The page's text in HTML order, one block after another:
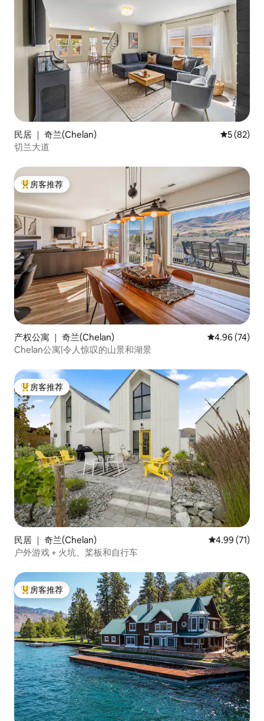
民居 ｜ 奇兰(Chelan) 平均评分
5 (82)
切兰大道
热门「房客推荐」
房客推荐
产权公寓 ｜ 奇兰(Chelan) 平均评分
4.96 (74)
Chelan公寓|令人惊叹的山景和湖景
热门「房客推荐」
房客推荐
民居 ｜ 奇兰(Chelan) 平均评分
4.99 (71)
户外游戏 + 火坑、桨板和自行车
热门「房客推荐」
房客推荐